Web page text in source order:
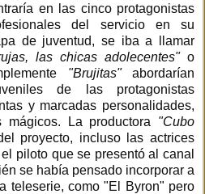
en las cinco protagonistas
del servicio en su
de juventud, se iba a llamar
las chicas adolecentes"o
"Brujitas"abordarían
de las protagonistas
y marcadas personalidades,
mágicos. La productora "Cubo
proyecto, incluso las actrices
piloto que se presentó al canal
se había pensado incorporar a
teleserie, como "El Byron" pero